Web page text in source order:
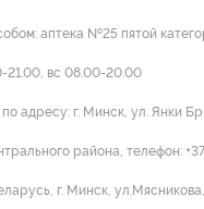
аптека №25 пятой
21.00, вс 08.00-20.00
адресу: г. Минск, ул. Янки
района, телефон:
г. Минск,